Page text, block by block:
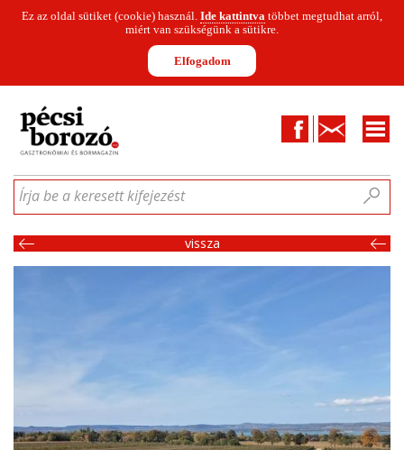
Ez az oldal sütiket (cookie) használ. Ide kattintva többet megtudhat arról,
miért van szükségünk a sütikre.
Elfogadom
FacebookKapcsolat
CIKKEKHÍREKINFOGRAFIKÁKMUNKATÁRSAKWINESOFA
Írja be a keresett kifejezést
vissza